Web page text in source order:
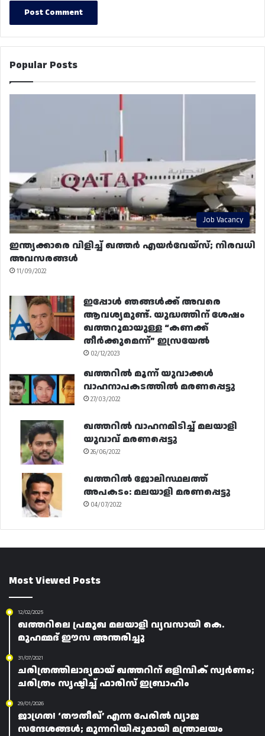
Popular Posts
Job Vacancy
ഇന്ത്യക്കാരെ വിളിച്ച് ഖത്തർ എയർവേയ്‌സ്; നിരവധി
അവസരങ്ങൾ
11/09/2022
ഇപ്പോൾ ഞങ്ങൾക്ക് അവരെ
ആവശ്യമുണ്ട്. യുദ്ധത്തിന് ശേഷം
ഖത്തറുമായുള്ള “കണക്ക്
തീർക്കുമെന്ന്” ഇസ്രയേൽ
02/12/2023
ഖത്തറിൽ മൂന്ന് യുവാക്കൾ
വാഹനാപകടത്തിൽ മരണപ്പെട്ടു
27/03/2022
ഖത്തറിൽ വാഹനമിടിച്ച് മലയാളി
യുവാവ് മരണപ്പെട്ടു
26/06/2022
ഖത്തറിൽ ജോലിസ്ഥലത്ത്
അപകടം: മലയാളി മരണപ്പെട്ടു
04/07/2022
Most Viewed Posts
12/02/2025
ഖത്തറിലെ പ്രമുഖ മലയാളി വ്യവസായി കെ.
മുഹമ്മദ് ഈസ അന്തരിച്ചു
31/07/2021
ചരിത്രത്തിലാദ്യമായ് ഖത്തറിന് ഒളിമ്പിക് സ്വർണം;
ചരിത്രം സൃഷ്ടിച്ച് ഫാരിസ് ഇബ്രാഹിം
29/01/2026
ജാഗ്രത! ‘തൗതീഖ്’ എന്ന പേരിൽ വ്യാജ
സന്ദേശങ്ങൾ; മുന്നറിയിപ്പുമായി മന്ത്രാലയം